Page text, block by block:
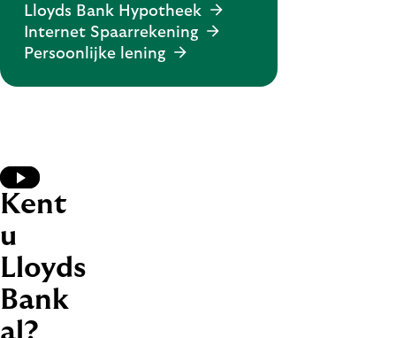
Lloyds Bank Hypotheek
Internet Spaarrekening
Persoonlijke lening
Kent
u
Lloyds
Bank
al?
Video afspelen